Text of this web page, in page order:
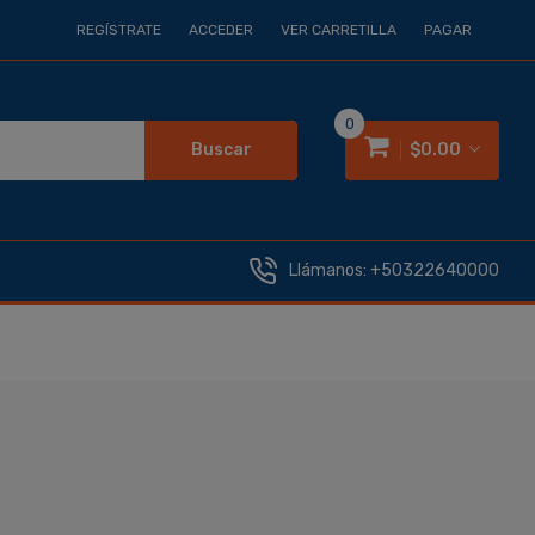
REGÍSTRATE ACCEDER VER CARRETILLA PAGAR
Buscar $0.00
0
Llámanos: +50322640000